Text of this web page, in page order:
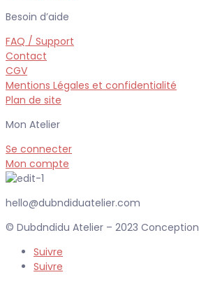
Besoin d’aide
FAQ / Support
Contact
CGV
Mentions Légales et confidentialité
Plan de site
Mon Atelier
Se connecter
Mon compte
hello@dubndiduatelier.com
© Dubdndidu Atelier – 2023 Conception
Suivre
Suivre